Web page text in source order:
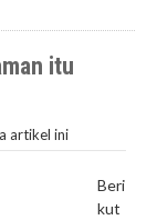
itu
artikel ini
Beri
kut